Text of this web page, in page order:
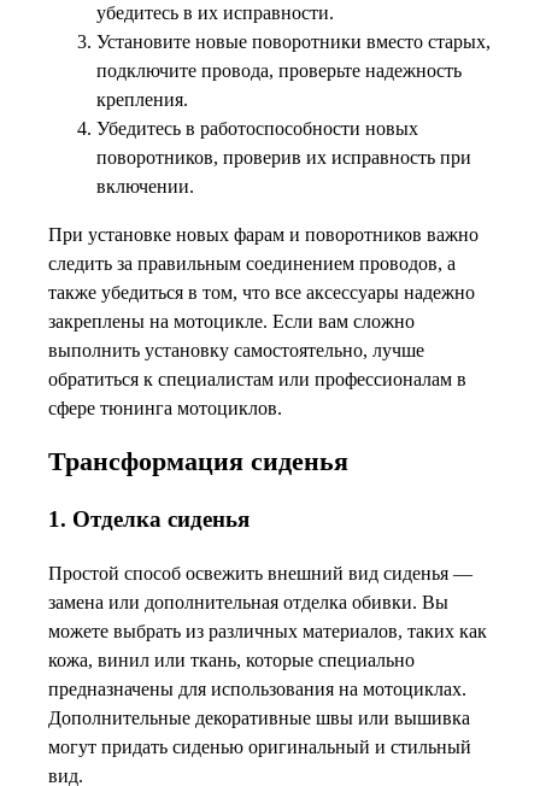
убедитесь в их исправности.
Установите новые поворотники вместо старых,
подключите провода, проверьте надежность
крепления.
Убедитесь в работоспособности новых
поворотников, проверив их исправность при
включении.
При установке новых фарам и поворотников важно
следить за правильным соединением проводов, а
также убедиться в том, что все аксессуары надежно
закреплены на мотоцикле. Если вам сложно
выполнить установку самостоятельно, лучше
обратиться к специалистам или профессионалам в
сфере тюнинга мотоциклов.
Трансформация сиденья
1. Отделка сиденья
Простой способ освежить внешний вид сиденья —
замена или дополнительная отделка обивки. Вы
можете выбрать из различных материалов, таких как
кожа, винил или ткань, которые специально
предназначены для использования на мотоциклах.
Дополнительные декоративные швы или вышивка
могут придать сиденью оригинальный и стильный
вид.